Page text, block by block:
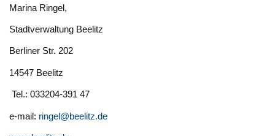
Marina Ringel,
Stadtverwaltung Beelitz
Berliner Str. 202
14547 Beelitz
Tel.: 033204-391 47
e-mail: ringel@beelitz.de